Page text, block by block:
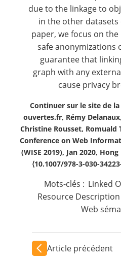
due to the linkage to
in the other datasets
paper, we focus on
safe anonymizations
guarantee that
graph with any
cause privacy
Continuer sur le site de la
ouvertes.fr, Rémy
Christine Rousset,
Conference on Web
(WISE 2019), Jan 2020,
⟨10.1007/978-3-030-
Mots-clés : Linked
Resource
Web
Article précédent